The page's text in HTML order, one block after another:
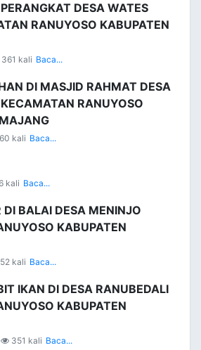
DESA WATES
RANUYOSO KABUPATEN
361 kali Baca...
DI MASJID RAHMAT DESA
RANUYOSO
kali Baca...
kali Baca...
DI BALAI DESA MENINJO
KABUPATEN
kali Baca...
IKAN DI DESA RANUBEDALI
KABUPATEN
351 kali Baca...